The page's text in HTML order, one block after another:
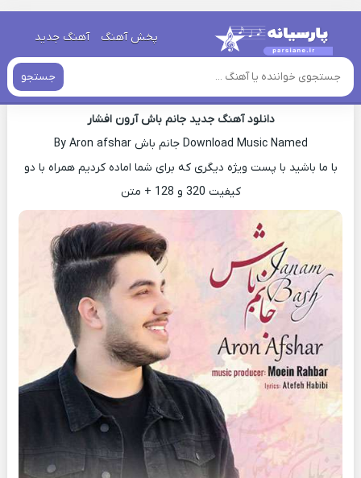
پخش آهنگ آهنگ جدید
جستجو
خانه » دانلود آهنگ جدید
اهنگ آرون افشار جانم باش جدید
دانلود آهنگ جدید جانم باش آرون افشار
Download Music Named جانم باش By Aron afshar
با ما باشید با پست ویژه دیگری که برای شما اماده کردیم همراه با دو
کیفیت 320 و 128 + متن